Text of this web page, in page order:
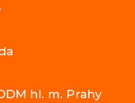
hl. m. Prahy